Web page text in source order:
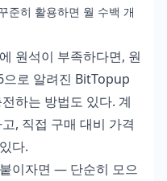
준히 활용하면 월 수백 개
원석이 부족하다면, 원
으로 알려진 BitTopup
하는 방법도 있다. 계
, 직접 구매 대비 가격
다.
이자면 — 단순히 모으